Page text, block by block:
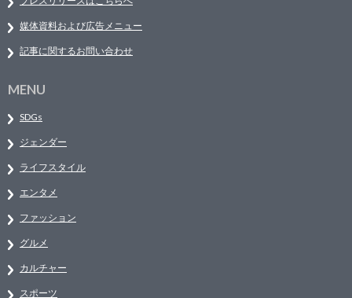
媒体資料および広告メニュー
記事に関するお問い合わせ
MENU
SDGs
ジェンダー
ライフスタイル
エンタメ
ファッション
グルメ
カルチャー
スポーツ